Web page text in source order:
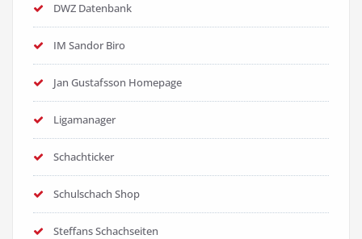
DWZ Datenbank
IM Sandor Biro
Jan Gustafsson Homepage
Ligamanager
Schachticker
Schulschach Shop
Steffans Schachseiten